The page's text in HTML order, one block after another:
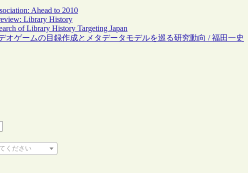
Ahead to 2010
Library History
of Library History Targeting Japan
オゲームの目録作成とメタデータモデルを巡る研究動向 / 福田一史
ください